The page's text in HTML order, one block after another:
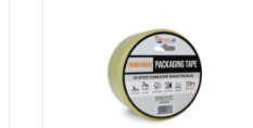
változatok
termékoldalon